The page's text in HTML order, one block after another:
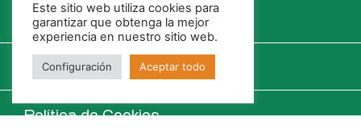
Política de Cookies
Este sitio web utiliza cookies para
garantizar que obtenga la mejor
experiencia en nuestro sitio web.
Configuración Aceptar todo